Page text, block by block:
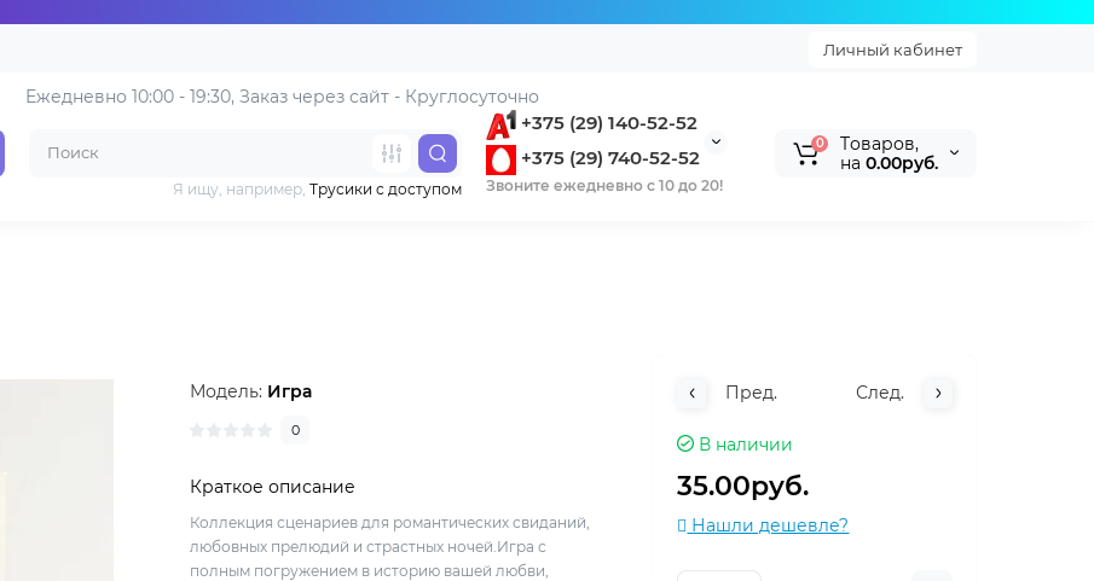
Личный кабинет
Ежедневно 10:00 - 19:30, Заказ через сайт - Круглосуточно
+375 (29) 140-52-52
+375 (29) 740-52-52
Звоните ежедневно с 10 до 20!
Я ищу, например, Трусики с доступом
0
Tоваров,
на 0.00руб.
Модель: Игра
0
Краткое описание
Коллекция сценариев для романтических свиданий,
любовных прелюдий и страстных ночей.Игра с
полным погружением в историю вашей любви,
Пред. След.
В наличии
35.00руб.
Нашли дешевле?